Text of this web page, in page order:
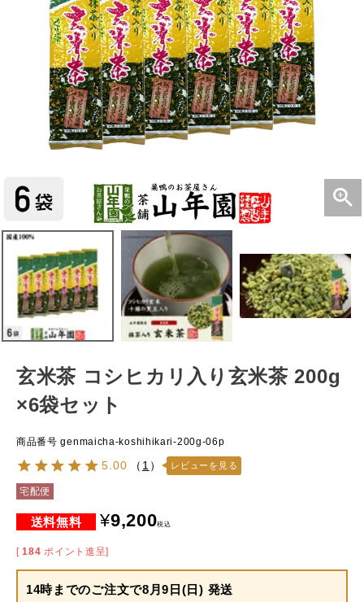
玄米茶 コシヒカリ入り玄米茶 200g
×6袋セット
商品番号 genmaicha-koshihikari-200g-06p
5.00 （ 1 ） レビューを見る
宅配便
¥9,200税込
[ 184 ポイント進呈]
14時までのご注文で8月9日(日) 発送